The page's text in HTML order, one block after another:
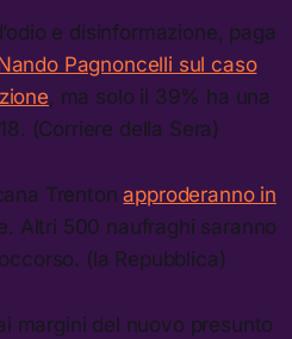
e disinformazione, paga
Pagnoncelli sul caso
, ma solo il 39% ha una
(Corriere della Sera)
Trentonapproderanno in
Altri 500 naufraghi saranno
(la Repubblica)
margini del nuovo presunto